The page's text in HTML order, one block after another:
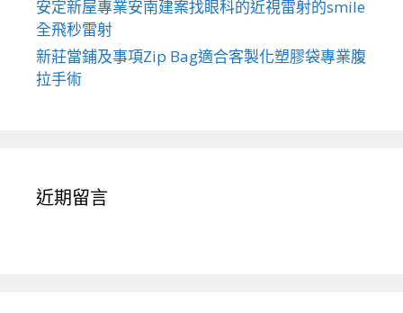
安定新屋專業安南建案找眼科的近視雷射的smile
全飛秒雷射
新莊當鋪及事項Zip Bag適合客製化塑膠袋專業腹
拉手術
近期留言